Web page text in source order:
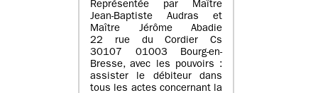
Représentée par Maître
Jean-Baptiste Audras et
Maître Jérôme Abadie
22 rue du Cordier Cs
30107 01003 Bourg-en-
Bresse, avec les pouvoirs :
assister le débiteur dans
tous les actes concernant la